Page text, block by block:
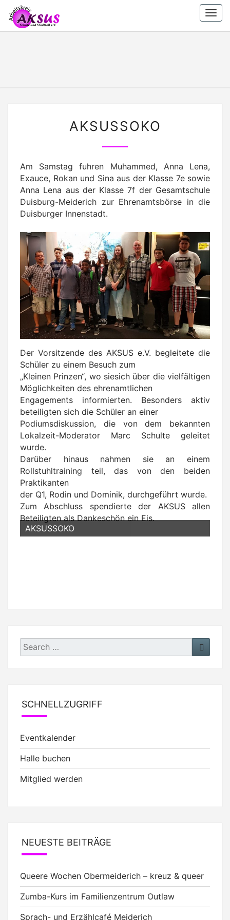
Skip
content
AKSUSSOKO
Am Samstag fuhren Muhammed, Anna Lena,
Exauce, Rokan und Sina aus der Klasse 7e sowie
Anna Lena aus der Klasse 7f der Gesamtschule
Duisburg-Meiderich zur Ehrenamtsbörse in die
Duisburger Innenstadt.
Der Vorsitzende des AKSUS e.V. begleitete die
Schüler zu einem Besuch zum
„Kleinen Prinzen“, wo siesich über die vielfältigen
Möglichkeiten des ehrenamtlichen
Engagements informierten. Besonders aktiv
beteiligten sich die Schüler an einer
Podiumsdiskussion, die von dem bekannten
Lokalzeit-Moderator Marc Schulte geleitet
wurde.
Darüber hinaus nahmen sie an einem
Rollstuhltraining teil, das von den beiden
Praktikanten
der Q1, Rodin und Dominik, durchgeführt wurde.
Zum Abschluss spendierte der AKSUS allen
Beteiligten als Dankeschön ein Eis.
AKSUSSOKO
Search
for:
Search
SCHNELLZUGRIFF
Eventkalender
Halle buchen
Mitglied werden
NEUESTE BEITRÄGE
Queere Wochen Obermeiderich – kreuz & queer
Zumba-Kurs im Familienzentrum Outlaw
Sprach- und Erzählcafé Meiderich